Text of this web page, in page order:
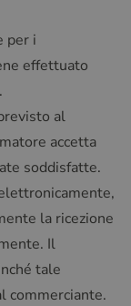
per i
effettuato
al
accetta
soddisfatte.
la ricezione
Il
tale
commerciante.